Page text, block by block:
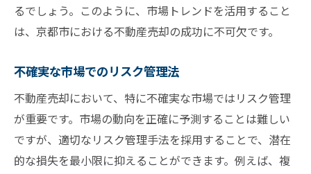
るでしょう。このように、市場トレンドを活用すること
は、京都市における不動産売却の成功に不可欠です。
不確実な市場でのリスク管理法
不動産売却において、特に不確実な市場ではリスク管理
が重要です。市場の動向を正確に予測することは難しい
ですが、適切なリスク管理手法を採用することで、潜在
的な損失を最小限に抑えることができます。例えば、複